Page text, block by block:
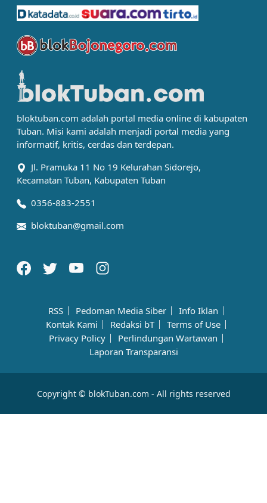
bloktuban.com adalah portal media online di kabupaten
Tuban. Misi kami adalah menjadi portal media yang
informatif, kritis, cerdas dan terdepan.
Jl. Pramuka 11 No 19 Kelurahan Sidorejo,
Kecamatan Tuban, Kabupaten Tuban
0356-883-2551
bloktuban@gmail.com
RSS Pedoman Media Siber
Info Iklan
Kontak Kami
Redaksi bT
Terms of Use
Privacy Policy
Perlindungan Wartawan
Laporan Transparansi
Copyright © blokTuban.com - All rights reserved